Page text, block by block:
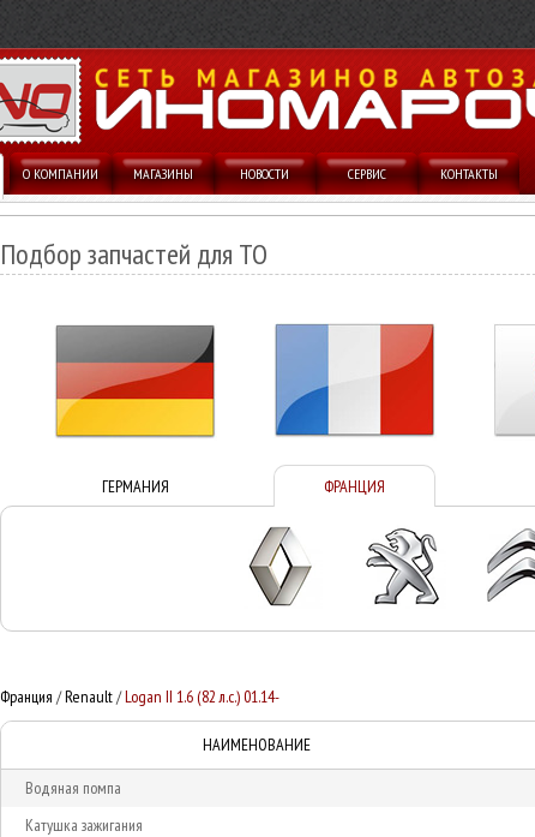
О КОМПАНИИ МАГАЗИНЫ НОВОСТИ СЕРВИС КОНТАКТЫ
Подбор запчастей для ТО
ГЕРМАНИЯ ФРАНЦИЯ
Франция /Renault/Logan II 1.6 (82 л.с.) 01.14-
НАИМЕНОВАНИЕ
Водяная помпа
Катушка зажигания